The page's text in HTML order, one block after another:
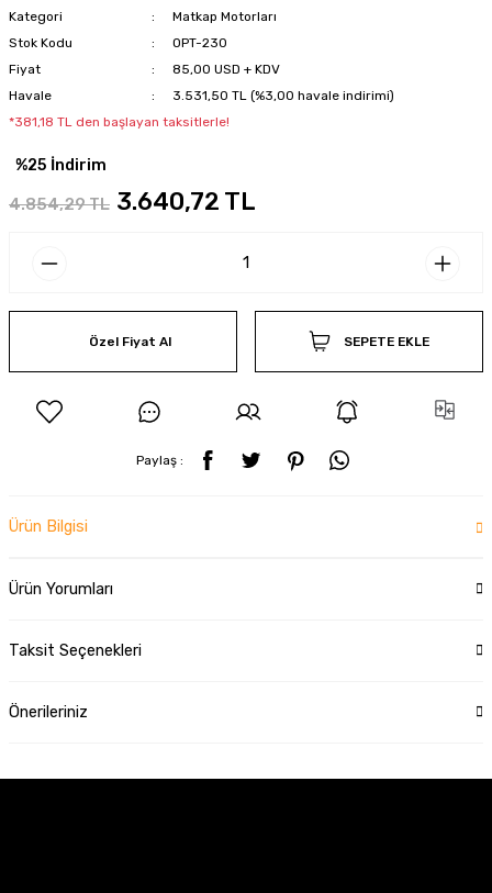
Kategori
Matkap Motorları
Stok Kodu
OPT-230
Fiyat
85,00 USD + KDV
Havale
3.531,50 TL (%3,00 havale indirimi)
*381,18 TL den başlayan taksitlerle!
%25 İndirim
4.854,29 TL 3.640,72 TL
Özel Fiyat Al SEPETE EKLE
Paylaş :
Ürün Bilgisi
Ürün Yorumları
Taksit Seçenekleri
Önerileriniz